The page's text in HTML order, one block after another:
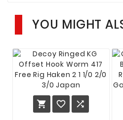
YOU MIGHT
  